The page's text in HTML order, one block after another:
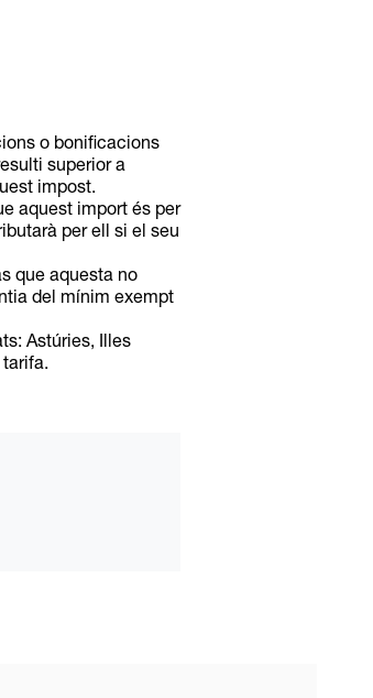
o bonificacions
superior a
impost.
aquest import és per
per ell si el seu
que aquesta no
del mínim exempt
Astúries, Illes